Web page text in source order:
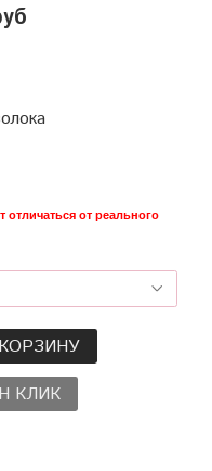
от реального
КЛИК